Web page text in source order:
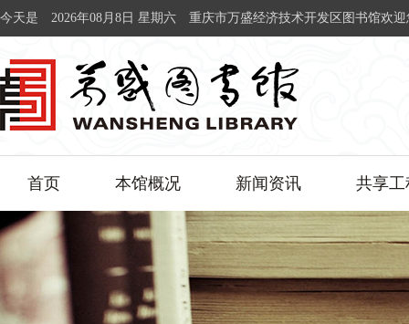
今天是 2026年08月8日 星期六 重庆市万盛经济技术开发区图书馆欢迎
首页 本馆概况 新闻资讯 共享工